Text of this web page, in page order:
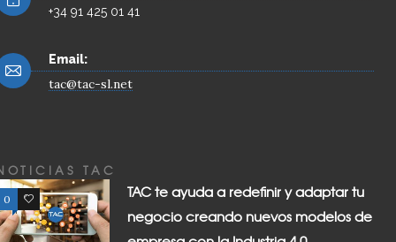
+34 91 425 01 41
Email:
tac@tac-sl.net
TAC
0 0
TAC te ayuda a redefinir y adaptar tu
negocio creando nuevos modelos de